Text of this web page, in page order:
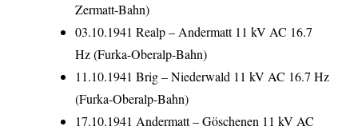
Zermatt-Bahn)
03.10.1941 Realp – Andermatt 11 kV AC 16.7
Hz (Furka-Oberalp-Bahn)
11.10.1941 Brig – Niederwald 11 kV AC 16.7 Hz
(Furka-Oberalp-Bahn)
17.10.1941 Andermatt – Göschenen 11 kV AC